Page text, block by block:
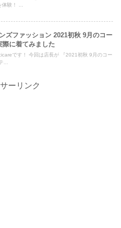
験！ ...
ズファッション 2021初秋 9月のコー
際に着てみました
です！ 今回は店長が 『2021初秋 9月のコー
...
ーリンク